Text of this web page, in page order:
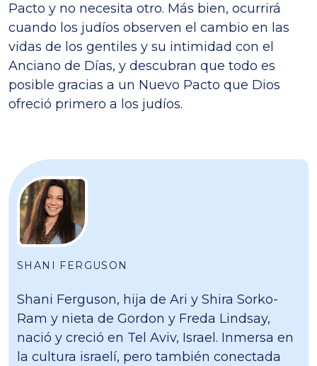
Pacto y no necesita otro. Más bien, ocurrirá
cuando los judíos observen el cambio en las
vidas de los gentiles y su intimidad con el
Anciano de Días, y descubran que todo es
posible gracias a un Nuevo Pacto que Dios
ofreció primero a los judíos.
SHANI FERGUSON
Shani Ferguson, hija de Ari y Shira Sorko-
Ram y nieta de Gordon y Freda Lindsay,
nació y creció en Tel Aviv, Israel. Inmersa en
la cultura israelí, pero también conectada